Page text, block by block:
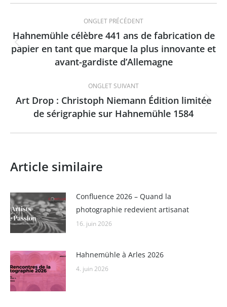
Navigation
de
commentaire
ONGLET PRÉCÉDENT
Onglet
précédent
Hahnemühle célèbre 441 ans de fabrication de
papier en tant que marque la plus innovante et
avant-gardiste d’Allemagne
ONGLET SUIVANT
Onglet
suivant
Art Drop : Christoph Niemann Édition limitée
de sérigraphie sur Hahnemühle 1584
Article similaire
Confluence 2026 – Quand la
photographie redevient artisanat
16. juin 2026
Hahnemühle à Arles 2026
4. juin 2026